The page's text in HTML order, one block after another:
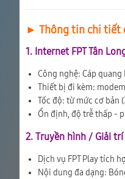
► Thông tin chi tiết
1. Internet FPT Tân
Công nghệ: Cáp
Thiết bị đi kèm:
Tốc độ: từ mức cơ bản
Ổn định, độ trễ thấp -
2. Truyền hình / Giải trí
Dịch vụ FPT Play tích
Nội dung đa dạng: